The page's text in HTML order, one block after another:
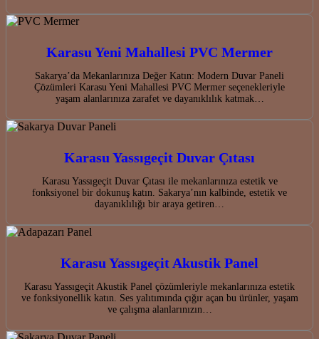
Karasu Yeni Mahallesi PVC Mermer
Sakarya’da Mekanlarınıza Değer Katın: Modern Duvar Paneli
Çözümleri Karasu Yeni Mahallesi PVC Mermer seçenekleriyle
yaşam alanlarınıza zarafet ve dayanıklılık katmak…
Karasu Yassıgeçit Duvar Çıtası
Karasu Yassıgeçit Duvar Çıtası ile mekanlarınıza estetik ve
fonksiyonel bir dokunuş katın. Sakarya’nın kalbinde, estetik ve
dayanıklılığı bir araya getiren…
Karasu Yassıgeçit Akustik Panel
Karasu Yassıgeçit Akustik Panel çözümleriyle mekanlarınıza estetik
ve fonksiyonellik katın. Ses yalıtımında çığır açan bu ürünler, yaşam
ve çalışma alanlarınızın…